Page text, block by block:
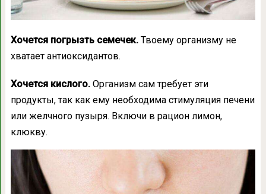
Хочется погрызть семечек. Твоему организму не
хватает антиоксидантов.
Хочется кислого. Организм сам требует эти
продукты, так как ему необходима стимуляция печени
или желчного пузыря. Включи в рацион лимон,
клюкву.